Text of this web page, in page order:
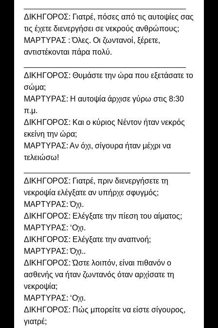
ΔΙΚΗΓΟΡΟΣ: Γιατρέ, πόσες από τις αυτοψίες σας
τις έχετε διενεργήσει σε νεκρούς ανθρώπους;
ΜΑΡΤΥΡΑΣ : Όλες. Οι ζωντανοί, ξέρετε,
αντιστέκονται πάρα πολύ.
ΔΙΚΗΓΟΡΟΣ: Θυμάστε την ώρα που εξετάσατε το
σώμα;
ΜΑΡΤΥΡΑΣ: Η αυτοψία άρχισε γύρω στις 8:30
π.μ.
ΔΙΚΗΓΟΡΟΣ: Και ο κύριος Νέντον ήταν νεκρός
εκείνη την ώρα;
ΜΑΡΤΥΡΑΣ: Αν όχι, σίγουρα ήταν μέχρι να
τελειώσω!
ΔΙΚΗΓΟΡΟΣ: Γιατρέ, πριν διενεργήσετε τη
νεκροψία ελέγξατε αν υπήρχε σφυγμός;
ΜΑΡΤΥΡΑΣ: Όχι.
ΔΙΚΗΓΟΡΟΣ: Ελέγξατε την πίεση του αίματος;
ΜΑΡΤΥΡΑΣ: ‘Οχι.
ΔΙΚΗΓΟΡΟΣ: Ελέγξατε την αναπνοή;
ΜΑΡΤΥΡΑΣ: Όχι..
ΔΙΚΗΓΟΡΟΣ: Ώστε λοιπόν, είναι πιθανόν ο
ασθενής να ήταν ζωντανός όταν αρχίσατε τη
νεκροψία;
ΜΑΡΤΥΡΑΣ: ‘Οχι.
ΔΙΚΗΓΟΡΟΣ: Πώς μπορείτε να είστε σίγουρος,
γιατρέ;